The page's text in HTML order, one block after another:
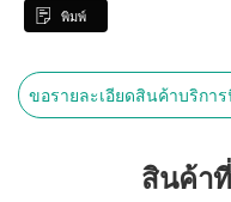
พิมพ์
ขอรายละเอียดสินค้าบริกา
สินค้า